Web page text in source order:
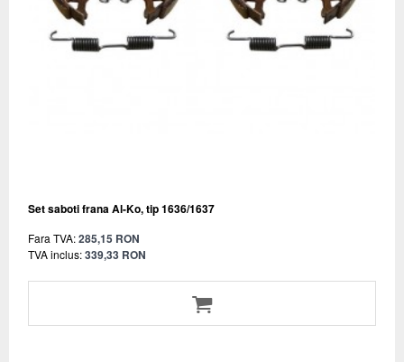
Set saboti frana Al-Ko, tip 1636/1637
Fara TVA:285,15 RON
TVA inclus:339,33 RON